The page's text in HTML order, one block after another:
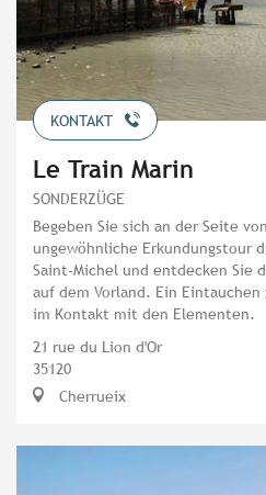
KONTAKT
Le Train Marin
SONDERZÜGE
Begeben Sie sich an der Seite
ungewöhnliche Erkundungstour
Saint-Michel und entdecken Sie
auf dem Vorland. Ein Eintauchen
im Kontakt mit den Elementen.
21 rue du Lion d'Or
35120
Cherrueix